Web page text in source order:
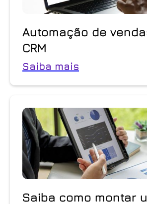
Automação de
CRM
Saiba mais
Saiba como montar